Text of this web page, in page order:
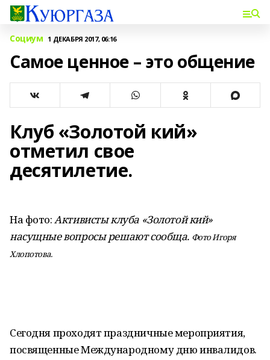
Социум 1 ДЕКАБРЯ 2017, 06:16
Самое ценное – это общение
Клуб «Золотой кий»
отметил свое
десятилетие.
На фото:Активисты клуба «Золотой кий»
насущные вопросы решают сообща. Фото Игоря
Хлопотова.
Сегодня проходят праздничные мероприятия,
посвященные Международному дню инвалидов.